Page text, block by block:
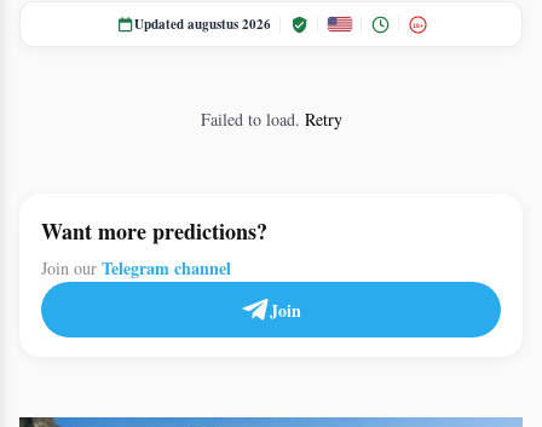
Updated augustus 2026 18+
Failed to load. Retry
Want more predictions?
Join our Telegram channel
Join